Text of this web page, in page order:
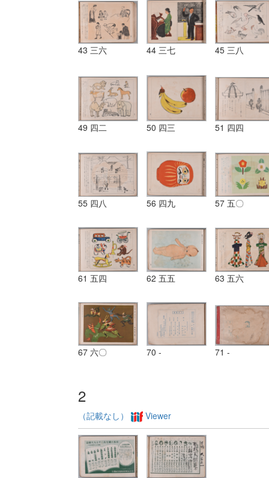
43 三六 44 三七 45 三八
49 四二 50 四三 51 四四
55 四八 56 四九 57 五〇
61 五四 62 五五 63 五六
67 六〇 70 - 71 -
2
（記載なし） Viewer